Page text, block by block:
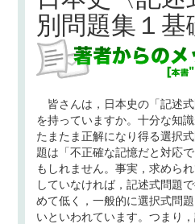
別問題集１基
皆さんは，日本史の「記述
を持っていますか。十分な知
たまたま正解になり得る選択
題は「不正確な記憶だと対応
もしれません。事実，求めら
していなければ，記述式問題
めて低く，一般的に選択式問
いといわれています。つまり